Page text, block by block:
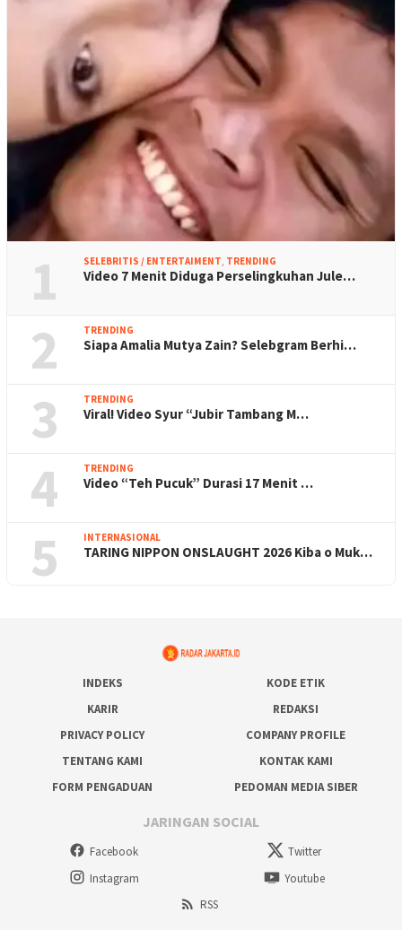
1 SELEBRITIS / ENTERTAIMENT TRENDING
Video 7 Menit Diduga Perselingkuhan Jule…
2 TRENDING
Siapa Amalia Mutya Zain? Selebgram Berhi…
3 TRENDING
Viral! Video Syur “Jubir Tambang M…
4 TRENDING
Video “Teh Pucuk” Durasi 17 Menit …
5 INTERNASIONAL
TARING NIPPON ONSLAUGHT 2026 Kiba o Muk…
INDEKS
KODE ETIK
KARIR
REDAKSI
PRIVACY POLICY
COMPANY PROFILE
TENTANG KAMI
KONTAK KAMI
FORM PENGADUAN
PEDOMAN MEDIA SIBER
JARINGAN SOCIAL
Facebook
Twitter
Instagram
Youtube
RSS